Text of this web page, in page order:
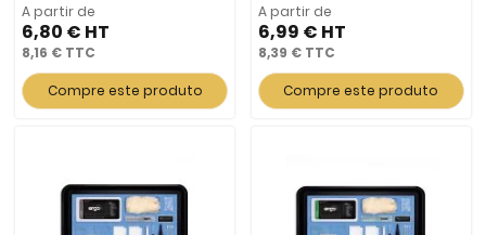
A partir de
6,80 €
8,16 €
Compre este produto
A partir de
6,99 €
8,39 €
Compre este produto